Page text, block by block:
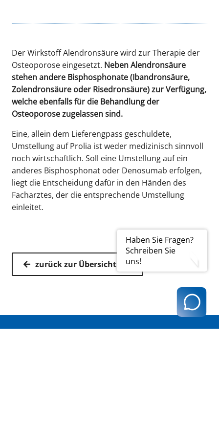
Haben Sie Fragen?
Schreiben Sie
uns!
Der Wirkstoff Alendronsäure wird zur Therapie der
Osteoporose eingesetzt. Neben Alendronsäure
stehen andere Bisphosphonate (Ibandronsäure,
Zolendronsäure oder Risedronsäure) zur Verfügung,
welche ebenfalls für die Behandlung der
Osteoporose zugelassen sind.
Eine, allein dem Lieferengpass geschuldete,
Umstellung auf Prolia ist weder medizinisch sinnvoll
noch wirtschaftlich. Soll eine Umstellung auf ein
anderes Bisphosphonat oder Denosumab erfolgen,
liegt die Entscheidung dafür in den Händen des
Facharztes, der die entsprechende Umstellung
einleitet.
zurück zur Übersicht